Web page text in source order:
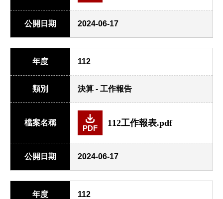
公開日期 2024-06-17
年度 112
類別 決算 - 工作報告
檔案名稱
PDF
112工作報表.pdf
公開日期 2024-06-17
年度 112